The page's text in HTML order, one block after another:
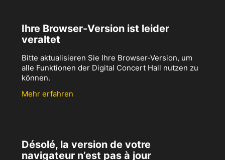
Ihre Browser-Version ist leider
veraltet
Bitte aktualisieren Sie Ihre Browser-Version, um
alle Funktionen der Digital Concert Hall nutzen zu
können.
Mehr erfahren
Désolé, la version de votre
navigateur n’est pas à jour